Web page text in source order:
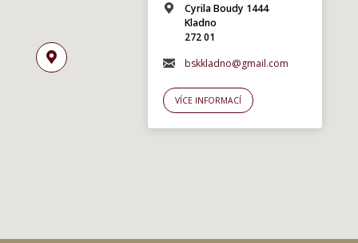
Cyrila Boudy 1444
Kladno
272 01
bskkladno@gmail.com
VÍCE INFORMACÍ